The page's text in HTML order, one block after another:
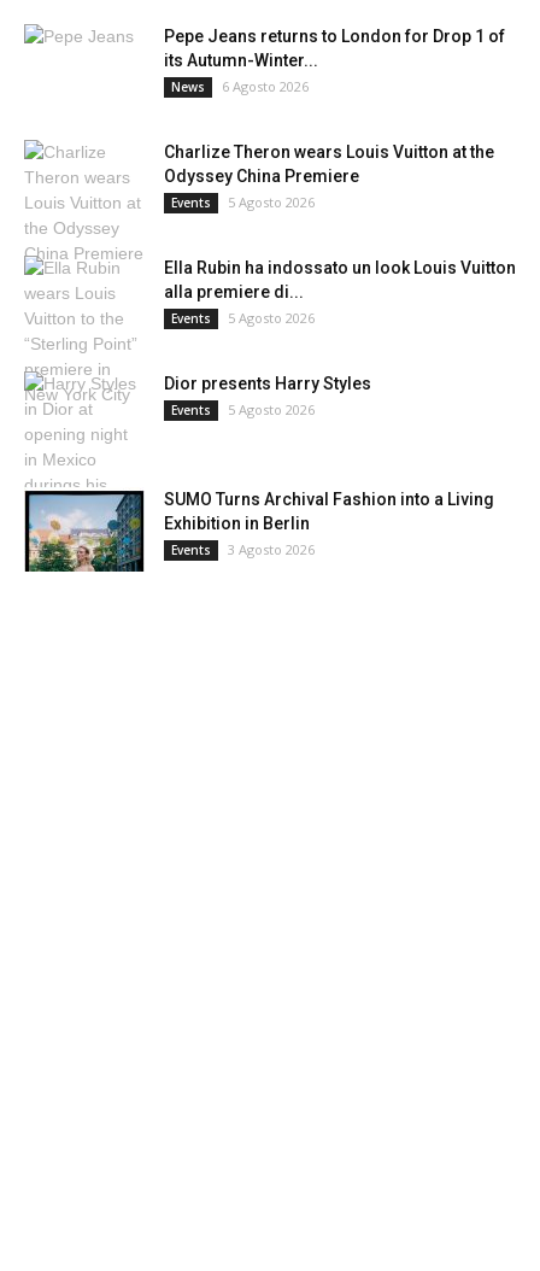
Pepe Jeans returns to London for Drop 1 of
its Autumn-Winter...
News 6 Agosto 2026
Charlize Theron wears Louis Vuitton at the
Odyssey China Premiere
Events 5 Agosto 2026
Ella Rubin ha indossato un look Louis Vuitton
alla premiere di...
Events 5 Agosto 2026
Dior presents Harry Styles
Events 5 Agosto 2026
SUMO Turns Archival Fashion into a Living
Exhibition in Berlin
Events 3 Agosto 2026